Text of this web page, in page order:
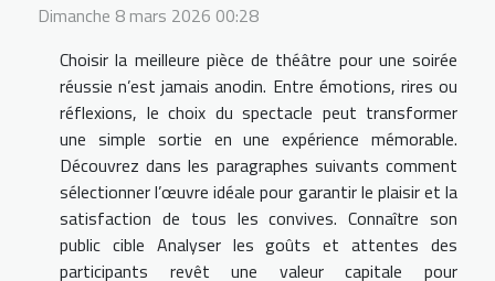
Dimanche 8 mars 2026 00:28
Choisir la meilleure pièce de théâtre pour une soirée
réussie n’est jamais anodin. Entre émotions, rires ou
réflexions, le choix du spectacle peut transformer
une simple sortie en une expérience mémorable.
Découvrez dans les paragraphes suivants comment
sélectionner l’œuvre idéale pour garantir le plaisir et la
satisfaction de tous les convives. Connaître son
public cible Analyser les goûts et attentes des
participants revêt une valeur capitale pour